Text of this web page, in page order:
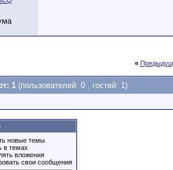
«
1 (пользователей: 0 , гостей: 1)
новые темы
в темах
вложения
свои сообщения